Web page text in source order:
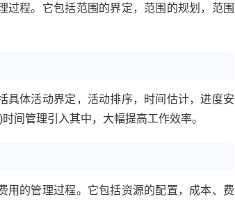
过程。它包括范围的界定，范围的规划，范围
具体活动界定，活动排序，时间估计，进度安
间管理引入其中，大幅提高工作效率。
用的管理过程。它包括资源的配置，成本、费